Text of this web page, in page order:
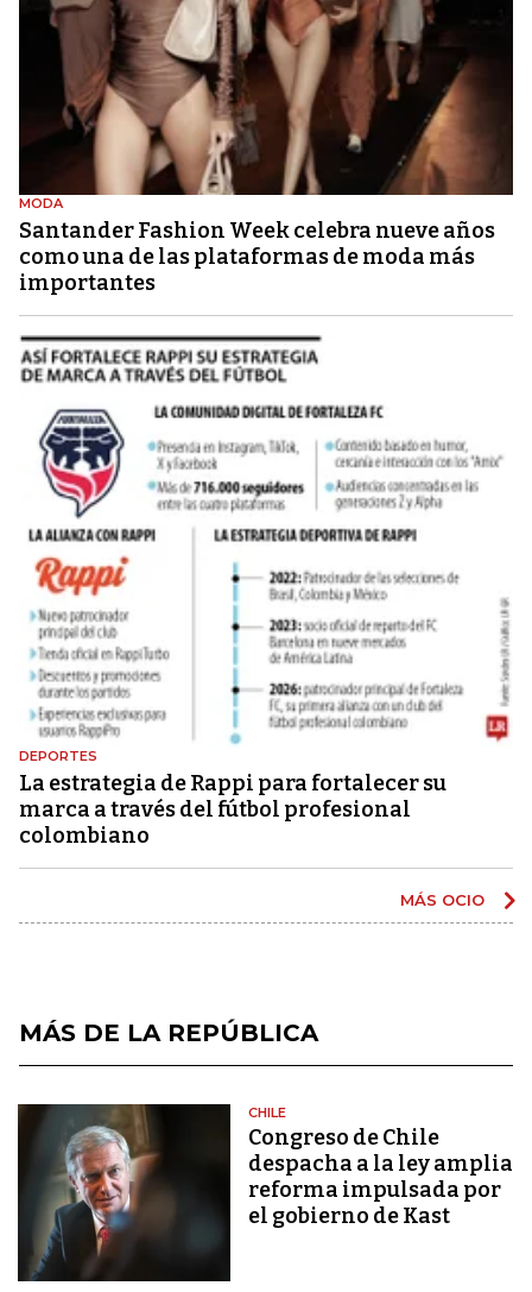
MODA
Santander Fashion Week celebra nueve años
como una de las plataformas de moda más
importantes
DEPORTES
La estrategia de Rappi para fortalecer su
marca a través del fútbol profesional
colombiano
MÁS OCIO
MÁS DE LA REPÚBLICA
CHILE
Congreso de Chile
despacha a la ley amplia
reforma impulsada por
el gobierno de Kast